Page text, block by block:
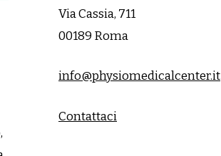
Via Cassia, 711
00189 Roma
info@physiomedicalcenter.it
Contattaci